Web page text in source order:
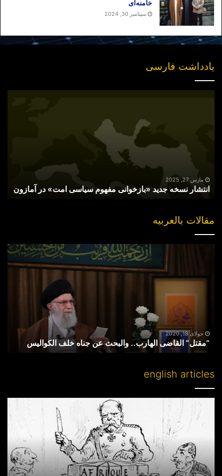
خامنه‌ای
سپتامبر 30, 2024
یادداشت فارسی
آمازونمارس 27, 2025
انتشار نسخه جدید «بازخوانی مفهوم سیاسی امت» در آمازون
مقالات بالعربیه
والبحث
جولای 18, 2020
“مقتل” القاضی الهارب.. والبحث عن جناه خلف الکوالیس
english articles
others’